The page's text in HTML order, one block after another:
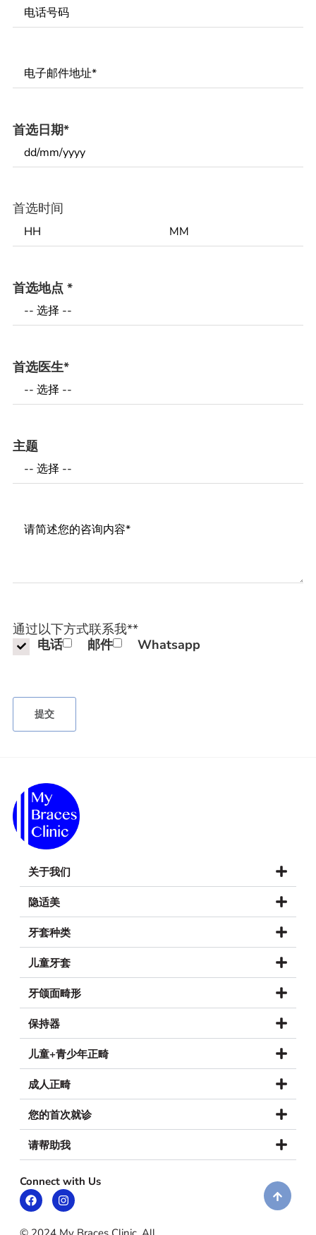
Phone
Number*
Email *
首选日期*
首选时间
首选地点 *
首选医生*
主题
Messages
通过以下方式联系我**
电话
邮件 Whatsapp
关于我们
隐适美
牙套种类
儿童牙套
牙颌面畸形
保持器
儿童+青少年正畸
成人正畸
您的首次就诊
请帮助我
Connect with Us